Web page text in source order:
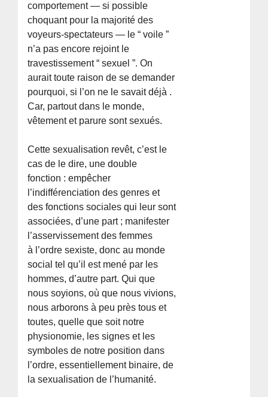
comportement — si possible
choquant pour la majorité des
voyeurs-spectateurs — le “ voile ”
n’a pas encore rejoint le
travestissement “ sexuel ”. On
aurait toute raison de se demander
pourquoi, si l’on ne le savait déjà .
Car, partout dans le monde,
vêtement et parure sont sexués.
Cette sexualisation revêt, c’est le
cas de le dire, une double
fonction : empêcher
l’indifférenciation des genres et
des fonctions sociales qui leur sont
associées, d’une part ; manifester
l’asservissement des femmes
à l’ordre sexiste, donc au monde
social tel qu’il est mené par les
hommes, d’autre part. Qui que
nous soyions, où que nous vivions,
nous arborons à peu près tous et
toutes, quelle que soit notre
physionomie, les signes et les
symboles de notre position dans
l’ordre, essentiellement binaire, de
la sexualisation de l’humanité.